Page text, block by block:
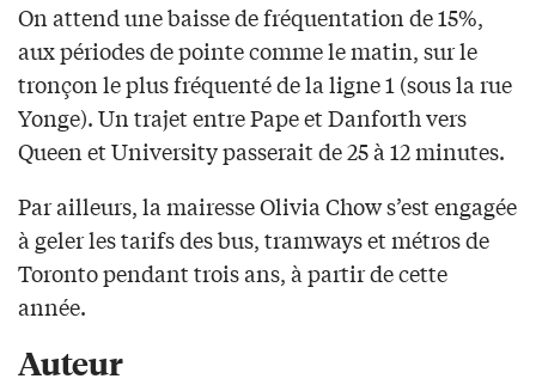
On attend une baisse de fréquentation de 15%,
aux périodes de pointe comme le matin, sur le
tronçon le plus fréquenté de la ligne 1 (sous la rue
Yonge). Un trajet entre Pape et Danforth vers
Queen et University passerait de 25 à 12 minutes.
Par ailleurs, la mairesse Olivia Chow s’est engagée
à geler les tarifs des bus, tramways et métros de
Toronto pendant trois ans, à partir de cette
année.
Auteur